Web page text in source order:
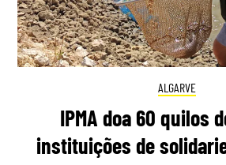
ALGARVE
IPMA doa 60 quilos
instituições de